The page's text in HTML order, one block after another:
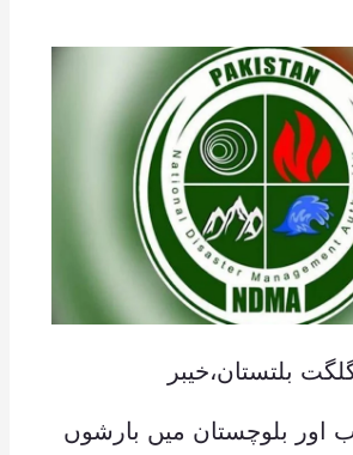
بلتستان،خیبر
اور بلوچستان میں بارشوں